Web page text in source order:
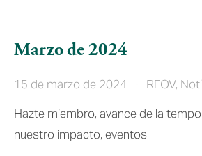
Marzo de 2024
15 de marzo de 2024 RFOV,
Hazte miembro, avance de la
nuestro impacto, eventos